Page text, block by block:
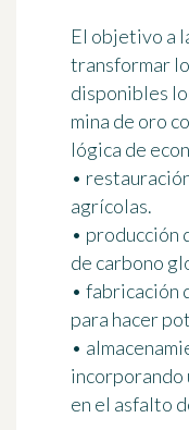
El objetivo a
transformar
disponibles
mina de oro
lógica de
•
agrícolas.
• producción
de carbono
• fabricación
para hacer
•
incorporando
en el asfalto